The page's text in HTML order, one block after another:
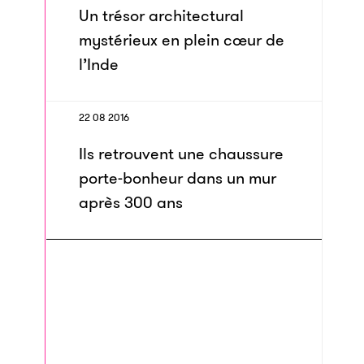
Un trésor architectural
mystérieux en plein cœur de
l’Inde
22 08 2016
Ils retrouvent une chaussure
porte-bonheur dans un mur
après 300 ans